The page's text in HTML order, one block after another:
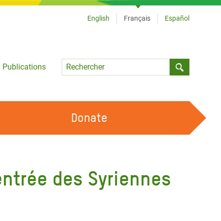
Publications
Language
English Français Español
DEVENIR BÉNÉVOLE
Donate
des Syriennes